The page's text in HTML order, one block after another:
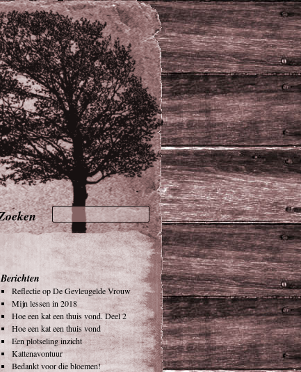
Berichten
Reflectie op De Gevleugelde Vrouw
Mijn lessen in 2018
Hoe een kat een thuis vond. Deel 2
Hoe een kat een thuis vond
Een plotseling inzicht
Kattenavontuur
Bedankt voor die bloemen!